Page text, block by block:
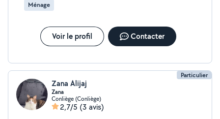
Ménage
Voir le profil Contacter
Particulier
Zana Alijaj
Zana
Conliège (Conliège)
2,7/5 (3 avis)